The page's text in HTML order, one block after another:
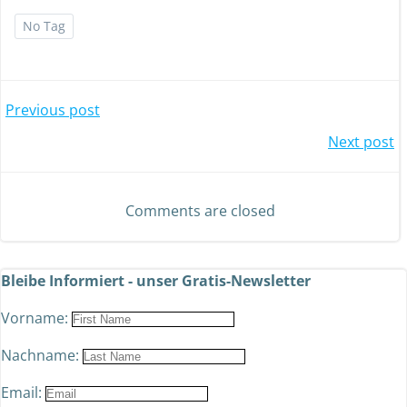
No Tag
Previous post
Next post
Comments are closed
Bleibe Informiert - unser Gratis-Newsletter
Vorname:
Nachname:
Email: